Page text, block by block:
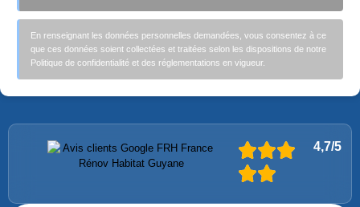
En renseignant les données personnelles demandées, vous consentez à ce
que ces données soient collectées et traitées selon les dispositions de notre
Politique de confidentialité et des réglementations en vigueur.
4,7/5